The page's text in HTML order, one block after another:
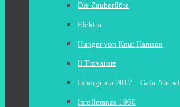
Die Zauberflöte
Elektra
Hunger von Knut Hamsun
Il Trovatore
Inhorgenta 2017 – Gala-Abend
Intolleranza 1960